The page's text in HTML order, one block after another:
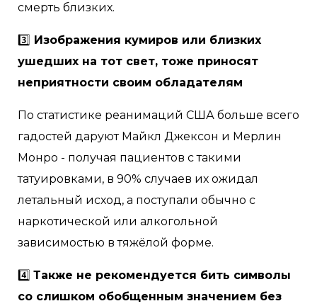
смерть близких.
3️⃣ Изображения кумиров или близких
ушедших на тот свет, тоже приносят
неприятности своим обладателям
По статистике реанимаций США больше всего
гадостей даруют Майкл Джексон и Мерлин
Монро - получая пациентов с такими
татуировками, в 90% случаев их ожидал
летальный исход, а поступали обычно с
наркотической или алкогольной
зависимостью в тяжёлой форме.
4️⃣ Также не рекомендуется бить символы
со слишком обобщенным значением без